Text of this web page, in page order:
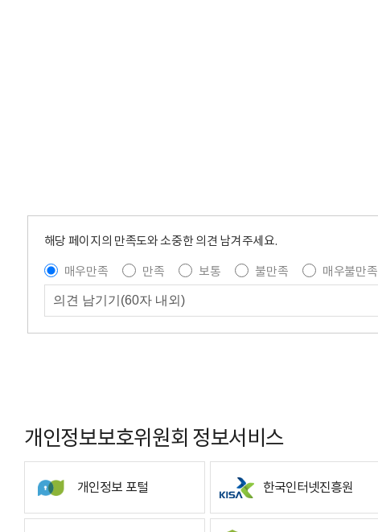
해당 페이지의 만족도와 소중한 의견 남겨주세요.
매우만족
만족 보통 불만족
매우불만족
개인정보보호위원회 정보서비스
개인정보 포털 한국인터넷진흥원